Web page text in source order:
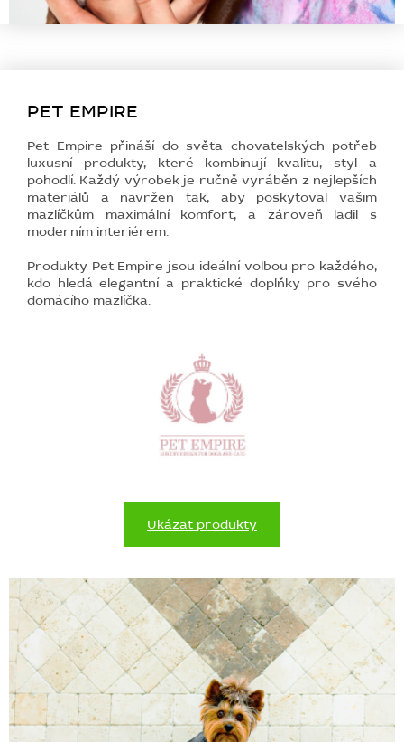
PET EMPIRE
Pet Empire přináší do světa chovatelských potřeb
luxusní produkty, které kombinují kvalitu, styl a
pohodlí. Každý výrobek je ručně vyráběn z nejlepších
materiálů a navržen tak, aby poskytoval vašim
mazlíčkům maximální komfort, a zároveň ladil s
moderním interiérem.
Produkty Pet Empire jsou ideální volbou pro každého,
kdo hledá elegantní a praktické doplňky pro svého
domácího mazlíčka.
Ukázat produkty